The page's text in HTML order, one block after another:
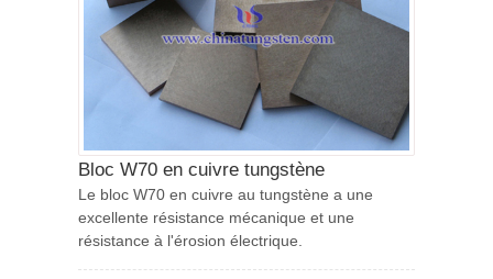
Bloc W70 en cuivre tungstène
Le bloc W70 en cuivre au tungstène a une
excellente résistance mécanique et une
résistance à l'érosion électrique.